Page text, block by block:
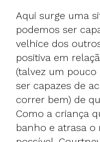
Aqui surge uma
podemos ser
velhice dos
positiva em
(talvez um
ser capazes de
correr bem) de
Como a criança
banho e atrasa